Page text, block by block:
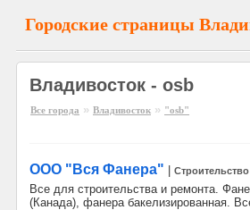
Городские страницы
Владивосток - osb
Все города » Владивосток » "osb"
ООО "Вся Фанера" Строительство
Все для строительства и ремонта.
(Канада), фанера бакелизированная.